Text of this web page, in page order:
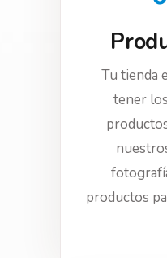
Tu tienda
tener
productos